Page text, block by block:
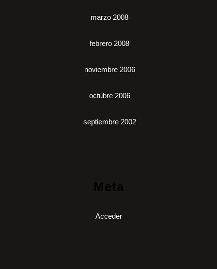
marzo 2008
febrero 2008
noviembre 2006
octubre 2006
septiembre 2002
Meta
Acceder